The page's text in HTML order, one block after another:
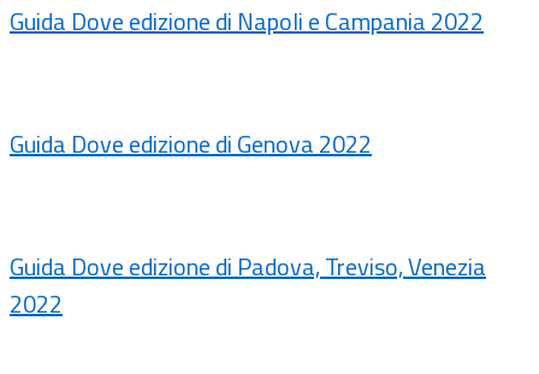
Guida Dove edizione di Napoli e Campania 2022
Guida Dove edizione di Genova 2022
Guida Dove edizione di Padova, Treviso, Venezia
2022